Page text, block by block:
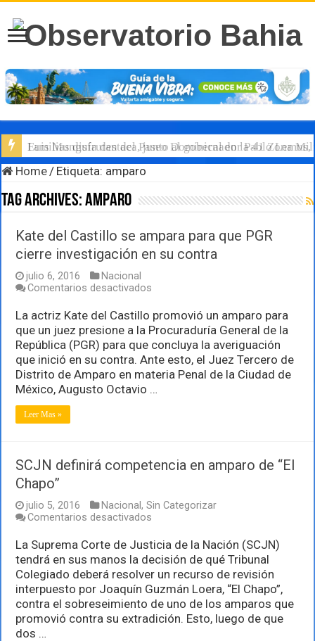
Familias disfrutan del Paseo Dominical en la 41 Zona
Luis Munguía destaca, junto al gobernador Pablo
Home / Etiqueta: amparo
Tag Archives:amparo
Kate del Castillo se ampara para que PGR
cierre investigación en su contra
julio 6, 2016
Nacional
Comentarios desactivados
del
Castillo
se
ampara
para
que
cierre
La actriz Kate del Castillo promovió un amparo para
que un juez presione a la Procuraduría General de la
República (PGR) para que concluya la averiguación
que inició en su contra. Ante esto, el Juez Tercero de
Distrito de Amparo en materia Penal de la Ciudad de
México, Augusto Octavio …
Leer Mas »
SCJN definirá competencia en amparo de “El
Chapo”
julio 5, 2016 Nacional,Sin Categorizar
Comentarios desactivados
definirá
competencia
en
amparo
de
“El
Chapo”
La Suprema Corte de Justicia de la Nación (SCJN)
tendrá en sus manos la decisión de qué Tribunal
Colegiado deberá resolver un recurso de revisión
interpuesto por Joaquín Guzmán Loera, “El Chapo”,
contra el sobreseimiento de uno de los amparos que
promovió contra su extradición. Esto, luego de que
dos …